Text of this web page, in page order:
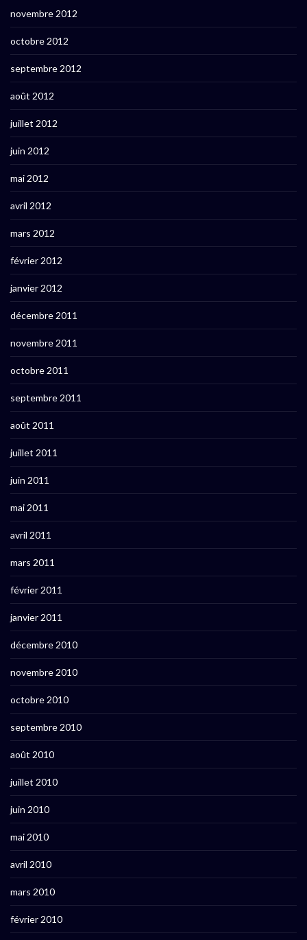
novembre 2012
octobre 2012
septembre 2012
août 2012
juillet 2012
juin 2012
mai 2012
avril 2012
mars 2012
février 2012
janvier 2012
décembre 2011
novembre 2011
octobre 2011
septembre 2011
août 2011
juillet 2011
juin 2011
mai 2011
avril 2011
mars 2011
février 2011
janvier 2011
décembre 2010
novembre 2010
octobre 2010
septembre 2010
août 2010
juillet 2010
juin 2010
mai 2010
avril 2010
mars 2010
février 2010